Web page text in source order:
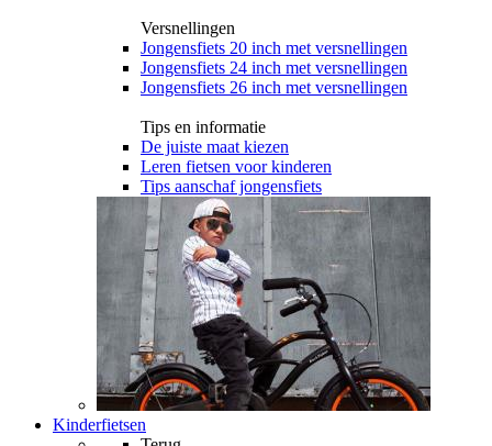
Versnellingen
Jongensfiets 20 inch met versnellingen
Jongensfiets 24 inch met versnellingen
Jongensfiets 26 inch met versnellingen
Tips en informatie
De juiste maat kiezen
Leren fietsen voor kinderen
Tips aanschaf jongensfiets
Kinderfietsen